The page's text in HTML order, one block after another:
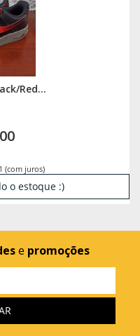
Red...
(com juros)
o estoque :)
e promoções